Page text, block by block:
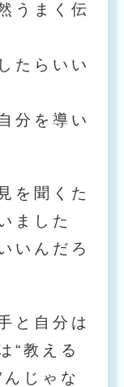
うまく伝
たらいい
分を導い
を聞くた
ました
いんだろ
と自分は
“教える
じゃな